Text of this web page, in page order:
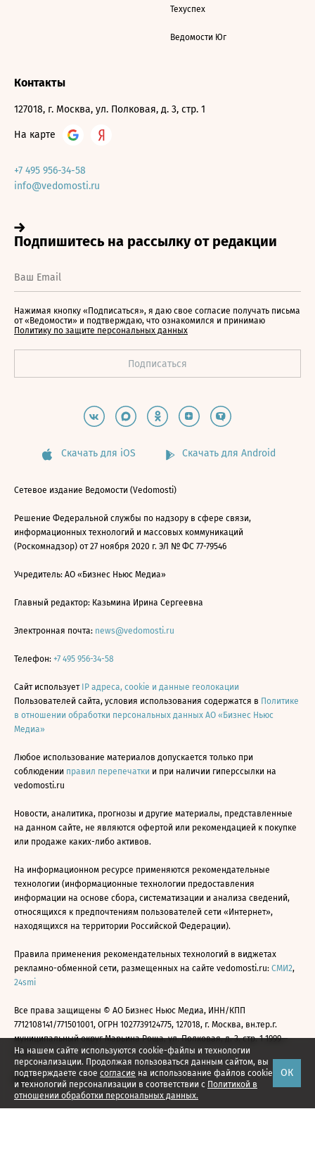
На нашем сайте используются cookie-файлы и технологии
персонализации. Продолжая пользоваться данным сайтом, вы
подтверждаете свое согласие на использование файлов cookie
и технологий персонализации в соответствии с Политикой в
отношении обработки персональных данных.
ОК
Техуспех
Ведомости Юг
Контакты
127018, г. Москва, ул. Полковая, д. 3, стр. 1
На карте
+7 495 956-34-58
info@vedomosti.ru
Нажимая кнопку «Подписаться», я даю свое согласие получать письма
от «Ведомости» и подтверждаю, что ознакомился и принимаю
Политику по защите персональных данных
Скачать для iOS Скачать для Android
Сетевое издание Ведомости (Vedomosti)
Решение Федеральной службы по надзору в сфере связи,
информационных технологий и массовых коммуникаций
(Роскомнадзор) от 27 ноября 2020 г. ЭЛ № ФС 77-79546
Учредитель: АО «Бизнес Ньюс Медиа»
Главный редактор: Казьмина Ирина Сергеевна
Электронная почта: news@vedomosti.ru
Телефон: +7 495 956-34-58
Сайт использует IP адреса, cookie и данные геолокации
Пользователей сайта, условия использования содержатся в Политике
в отношении обработки персональных данных АО «Бизнес Ньюс
Медиа»
Любое использование материалов допускается только при
соблюдении правил перепечатки и при наличии гиперссылки на
vedomosti.ru
Новости, аналитика, прогнозы и другие материалы, представленные
на данном сайте, не являются офертой или рекомендацией к покупке
или продаже каких-либо активов.
На информационном ресурсе применяются рекомендательные
технологии (информационные технологии предоставления
информации на основе сбора, систематизации и анализа сведений,
относящихся к предпочтениям пользователей сети «Интернет»,
находящихся на территории Российской Федерации).
Правила применения рекомендательных технологий в виджетах
рекламно-обменной сети, размещенных на сайте vedomosti.ru: СМИ2,
24smi
Все права защищены © АО Бизнес Ньюс Медиа, ИНН/КПП
7712108141/771501001, ОГРН 1027739124775, 127018, г. Москва, вн.тер.г.
муниципальный округ Марьина Роща, ул. Полковая, д. 3, стр. 1 1999—
2026